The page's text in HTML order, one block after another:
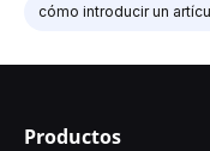
cómo introducir un
Productos